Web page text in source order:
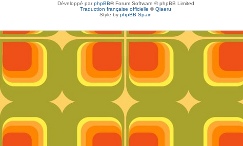
Développé parphpBB® Forum Software © phpBB Limited
Traduction française officielle ©Qiaeru
Style by phpBB Spain